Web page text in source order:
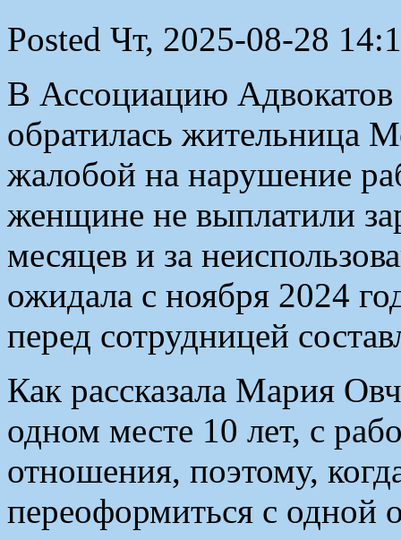
Posted Чт, 2025-08-28
В Ассоциацию Адвокатов
обратилась жительница
жалобой на нарушение
женщине не выплатили
месяцев и за
ожидала с ноября 2024
перед сотрудницей
Как рассказала Мария
одном месте 10 лет, с
отношения, поэтому,
переоформиться с одной